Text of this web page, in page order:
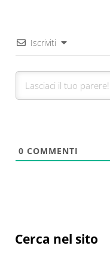
Iscriviti
0 COMMENTI
Sidebar
Cerca nel sito